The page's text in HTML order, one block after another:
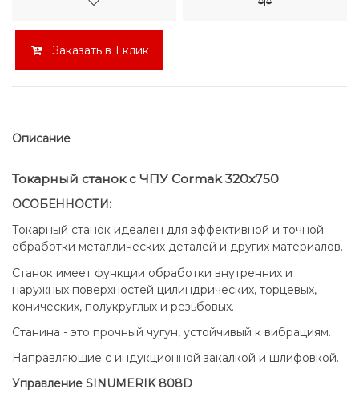
Заказать в 1 клик
Описание
Токарный станок с ЧПУ Cormak 320x750
ОСОБЕННОСТИ:
Токарный станок идеален для эффективной и точной
обработки металлических деталей и других материалов.
Станок имеет функции обработки внутренних и
наружных поверхностей цилиндрических, торцевых,
конических, полукруглых и резьбовых.
Станина - это прочный чугун, устойчивый к вибрациям.
Направляющие с индукционной закалкой и шлифовкой.
Управление SINUMERIK 808D